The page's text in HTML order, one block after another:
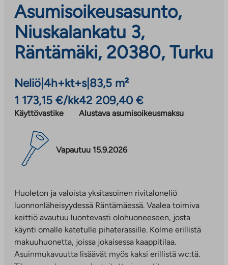
Asumisoikeusasunto,
Niuskalankatu 3,
Räntämäki, 20380, Turku
Neliö 4h+kt+s| 83,5 m²
1 173,15 €/kk
Käyttövastike
42 209,40 €
Alustava asumisoikeusmaksu
Vapautuu 15.9.2026
Huoleton ja valoista yksitasoinen rivitaloneliö
luonnonläheisyydessä Räntämäessä. Vaalea toimiva
keittiö avautuu luontevasti olohuoneeseen, josta
käynti omalle katetulle pihaterassille. Kolme erillistä
makuuhuonetta, joissa jokaisessa kaappitilaa.
Asuinmukavuutta lisäävät myös kaksi erillistä wc:tä.